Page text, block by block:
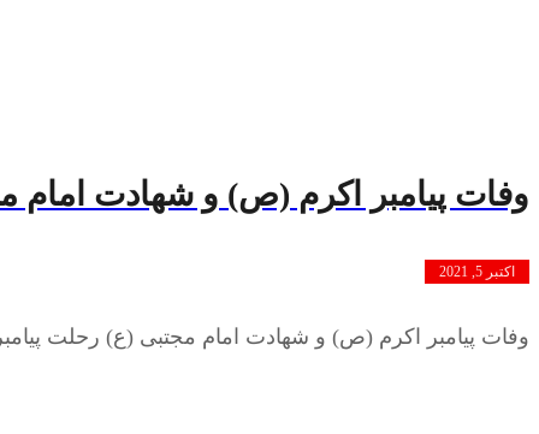
وفات پیامبر اکرم (ص) و شهادت امام
اکتبر 5, 2021
وفات پیامبر اکرم (ص) و شهادت امام مجتبی (ع) رحلت